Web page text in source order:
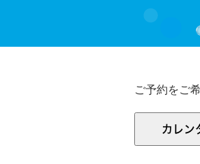
ご予約をご